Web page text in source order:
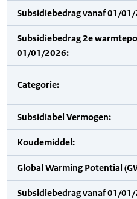
Subsidiebedrag vanaf 01/
Subsidiebedrag 2e
01/01/2026:
Categorie:
Subsidiabel Vermogen:
Koudemiddel:
Global Warming Potential
Subsidiebedrag vanaf 01/